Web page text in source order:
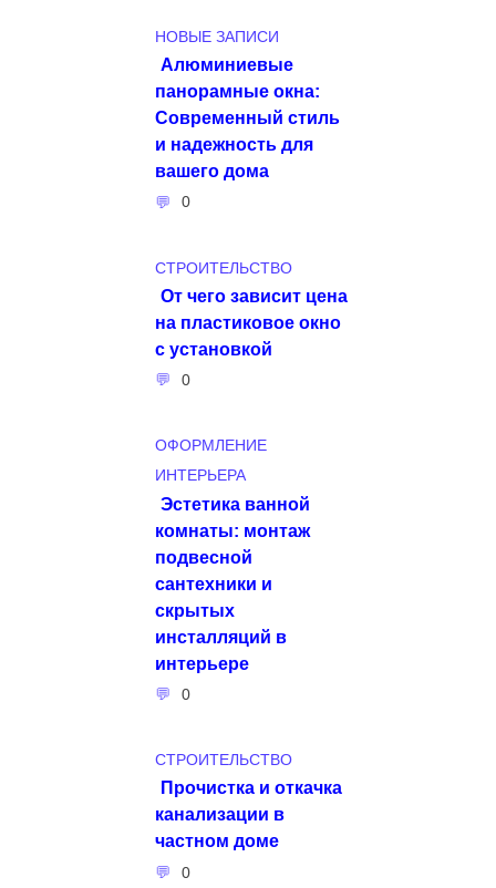
НОВЫЕ ЗАПИСИ
Алюминиевые
панорамные окна:
Современный стиль
и надежность для
вашего дома
0
СТРОИТЕЛЬСТВО
От чего зависит цена
на пластиковое окно
с установкой
0
ОФОРМЛЕНИЕ
ИНТЕРЬЕРА
Эстетика ванной
комнаты: монтаж
подвесной
сантехники и
скрытых
инсталляций в
интерьере
0
СТРОИТЕЛЬСТВО
Прочистка и откачка
канализации в
частном доме
0